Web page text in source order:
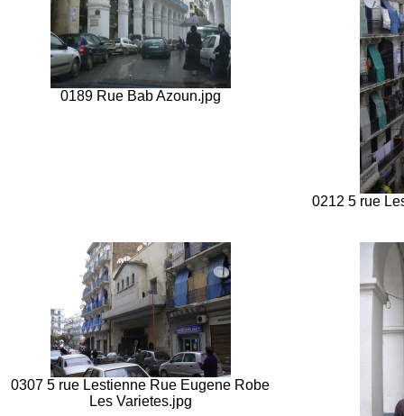
0189 Rue Bab Azoun.jpg
0212 5 rue
0307 5 rue Lestienne Rue Eugene Robe
Les Varietes.jpg